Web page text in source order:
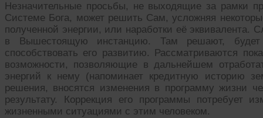
Незначительные просьбы, не выходящие за рамки
Системе Бога, может решить Сам, усложняя
полученной энергии, или наработки её эквивалента.
в Вышестоящую инстанцию. Там решают, будет
способствовать его развитию. Рассматриваются
возможности, позволяющие в дальнейшем
энергий к нему (напоминает кредитную историю
решения, вносятся изменения в программу жизни
результату. Коррекция его программы потребует
жизненными ситуациями с этим человеком.